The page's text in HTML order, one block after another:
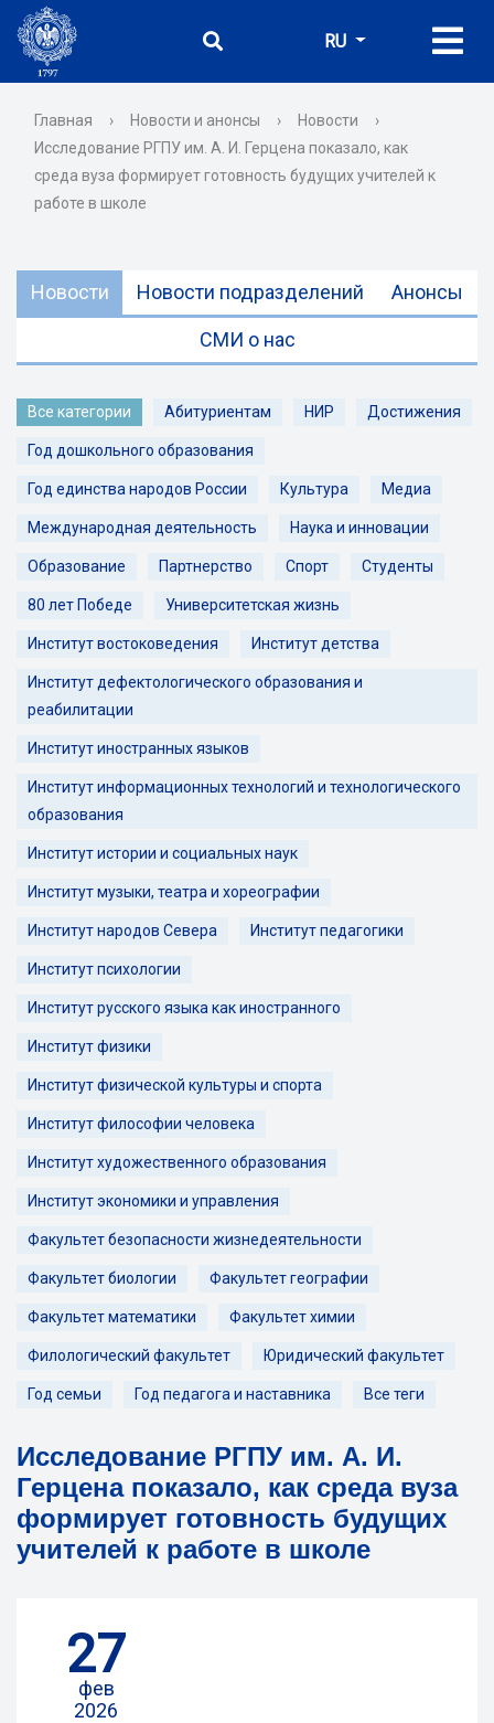
RU
Главная › Новости и анонсы › Новости
›
Исследование РГПУ им. А. И. Герцена показало, как
среда вуза формирует готовность будущих учителей к
работе в школе
Новости Новости подразделений Анонсы
СМИ о нас
Все категории Абитуриентам НИР Достижения
Год дошкольного образования
Год единства народов России Культура Медиа
Международная деятельность Наука и инновации
Образование Партнерство Спорт Студенты
80 лет Победе Университетская жизнь
Институт востоковедения Институт детства
Институт дефектологического образования и
реабилитации
Институт иностранных языков
Институт информационных технологий и технологического
образования
Институт истории и социальных наук
Институт музыки, театра и хореографии
Институт народов Севера Институт педагогики
Институт психологии
Институт русского языка как иностранного
Институт физики
Институт физической культуры и спорта
Институт философии человека
Институт художественного образования
Институт экономики и управления
Факультет безопасности жизнедеятельности
Факультет биологии Факультет географии
Факультет математики Факультет химии
Филологический факультет Юридический факультет
Год семьи Год педагога и наставника Все теги
Исследование РГПУ им. А. И.
Герцена показало, как среда вуза
формирует готовность будущих
учителей к работе в школе
27
фев
2026